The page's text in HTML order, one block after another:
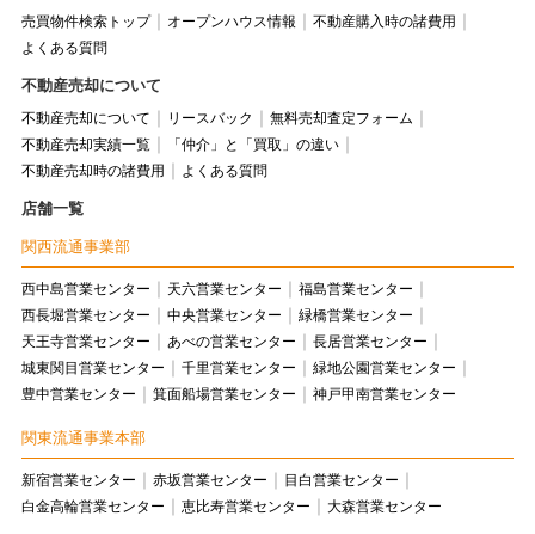
売買物件検索トップ オープンハウス情報
不動産購入時の諸費用
よくある質問
不動産売却について
不動産売却について リースバック
無料売却査定フォーム
不動産売却実績一覧
「仲介」と「買取」の違い
不動産売却時の諸費用
よくある質問
店舗一覧
関西流通事業部
西中島営業センター 天六営業センター
福島営業センター
西長堀営業センター
中央営業センター
緑橋営業センター
天王寺営業センター
あべの営業センター
長居営業センター
城東関目営業センター
千里営業センター
緑地公園営業センター
豊中営業センター
箕面船場営業センター 神戸甲南営業センター
関東流通事業本部
新宿営業センター 赤坂営業センター
目白営業センター
白金高輪営業センター
恵比寿営業センター 大森営業センター